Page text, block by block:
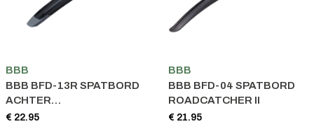
BBB
BBB BFD-13R SPATBORD
ACHTER
MTBPROTECTOR
€ 22.95
BBB
BBB BFD-04 SPATBORD
ROADCATCHER II
€ 21.95